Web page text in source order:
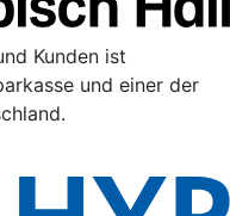
Kunden ist
und einer der